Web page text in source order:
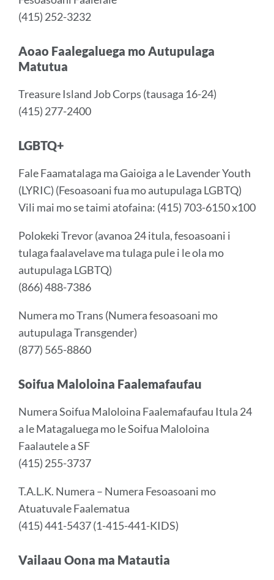
(415) 252-3232
Aoao Faalegaluega mo Autupulaga
Matutua
Treasure Island Job Corps (tausaga 16-24)
(415) 277-2400
LGBTQ+
Fale Faamatalaga ma Gaioiga a le Lavender Youth
(LYRIC) (Fesoasoani fua mo autupulaga LGBTQ)
Vili mai mo se taimi atofaina: (415) 703-6150 x100
Polokeki Trevor (avanoa 24 itula, fesoasoani i
tulaga faalavelave ma tulaga pule i le ola mo
autupulaga LGBTQ)
(866) 488-7386
Numera mo Trans (Numera fesoasoani mo
autupulaga Transgender)
(877) 565-8860
Soifua Maloloina Faalemafaufau
Numera Soifua Maloloina Faalemafaufau Itula 24
a le Matagaluega mo le Soifua Maloloina
Faalautele a SF
(415) 255-3737
T.A.L.K. Numera – Numera Fesoasoani mo
Atuatuvale Faalematua
(415) 441-5437 (1-415-441-KIDS)
Vailaau Oona ma Matautia